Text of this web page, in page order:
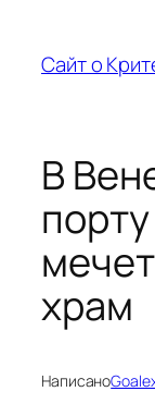
содержимому
Сайт о
В
храм
Написано